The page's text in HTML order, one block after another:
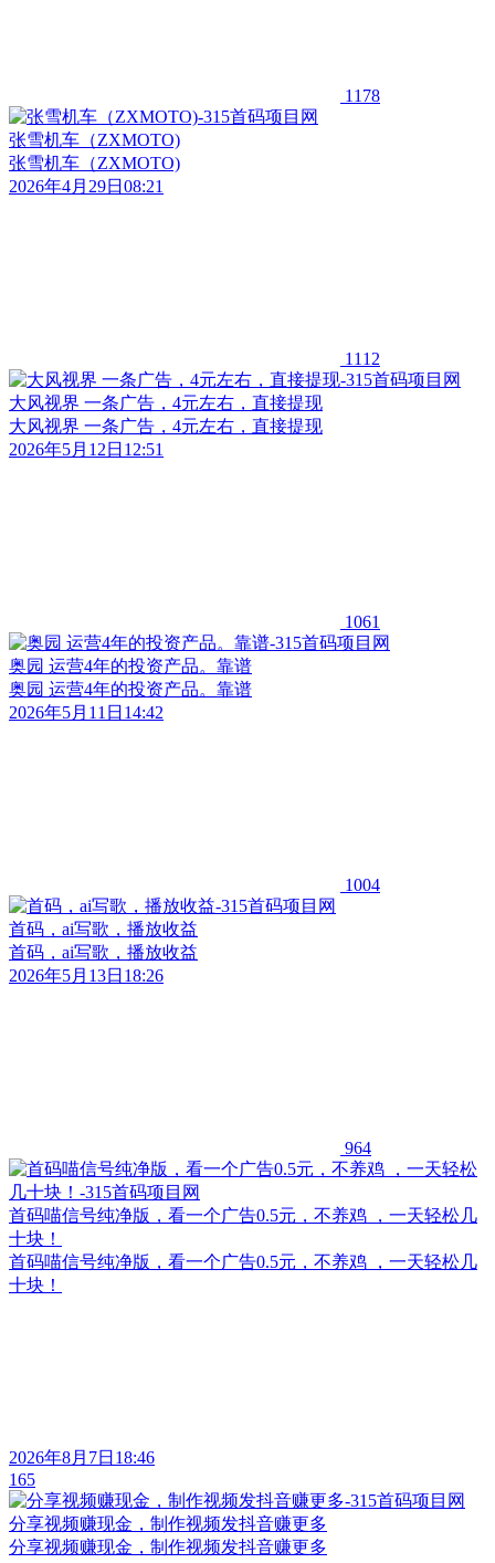
1178
张雪机车（ZXMOTO)
张雪机车（ZXMOTO)
2026年4月29日08:21
1112
大风视界 一条广告，4元左右，直接提现
大风视界 一条广告，4元左右，直接提现
2026年5月12日12:51
1061
奥园 运营4年的投资产品。靠谱
奥园 运营4年的投资产品。靠谱
2026年5月11日14:42
1004
首码，ai写歌，播放收益
首码，ai写歌，播放收益
2026年5月13日18:26
964
首码喵信号纯净版，看一个广告0.5元，不养鸡 ，一天轻松几
十块！
首码喵信号纯净版，看一个广告0.5元，不养鸡 ，一天轻松几
十块！
2026年8月7日18:46
165
分享视频赚现金，制作视频发抖音赚更多
分享视频赚现金，制作视频发抖音赚更多